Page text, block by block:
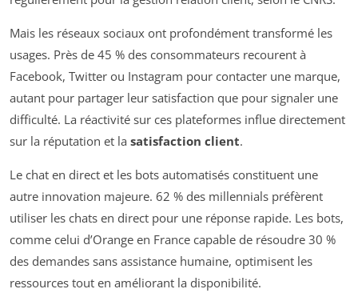
Mais les réseaux sociaux ont profondément transformé les
usages. Près de 45 % des consommateurs recourent à
Facebook, Twitter ou Instagram pour contacter une marque,
autant pour partager leur satisfaction que pour signaler une
difficulté. La réactivité sur ces plateformes influe directement
sur la réputation et la satisfaction client.
Le chat en direct et les bots automatisés constituent une
autre innovation majeure. 62 % des millennials préfèrent
utiliser les chats en direct pour une réponse rapide. Les bots,
comme celui d’Orange en France capable de résoudre 30 %
des demandes sans assistance humaine, optimisent les
ressources tout en améliorant la disponibilité.